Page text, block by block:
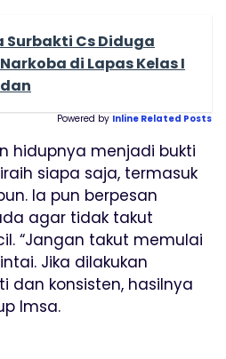
Surbakti Cs Diduga
di Lapas Kelas I
Powered by Inline Related Posts
hidupnya menjadi bukti
siapa saja, termasuk
Ia pun berpesan
agar tidak takut
“Jangan takut memulai
Jika dilakukan
dan konsisten, hasilnya
Imsa.